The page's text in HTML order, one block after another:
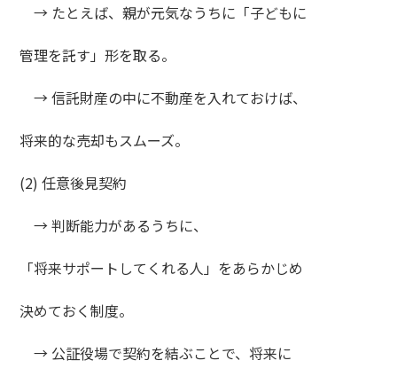
→ たとえば、親が元気なうちに「子どもに
管理を託す」形を取る。
→ 信託財産の中に不動産を入れておけば、
将来的な売却もスムーズ。
(2) 任意後見契約
→ 判断能力があるうちに、
「将来サポートしてくれる人」をあらかじめ
決めておく制度。
→ 公証役場で契約を結ぶことで、将来に